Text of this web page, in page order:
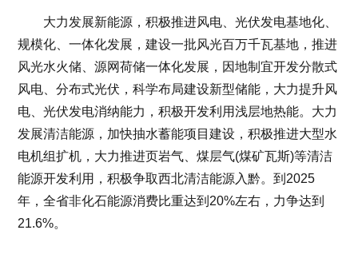
大力发展新能源，积极推进风电、光伏发电基地化、
规模化、一体化发展，建设一批风光百万千瓦基地，推进
风光水火储、源网荷储一体化发展，因地制宜开发分散式
风电、分布式光伏，科学布局建设新型储能，大力提升风
电、光伏发电消纳能力，积极开发利用浅层地热能。大力
发展清洁能源，加快抽水蓄能项目建设，积极推进大型水
电机组扩机，大力推进页岩气、煤层气(煤矿瓦斯)等清洁
能源开发利用，积极争取西北清洁能源入黔。到2025
年，全省非化石能源消费比重达到20%左右，力争达到
21.6%。